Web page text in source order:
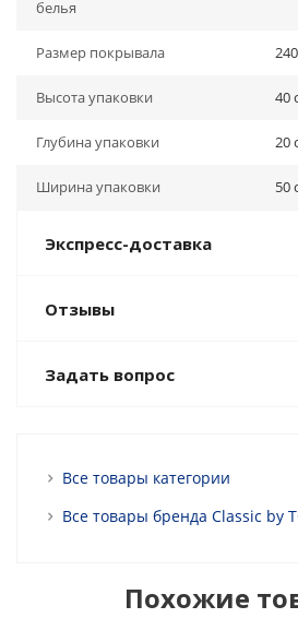
белья
Размер покрывала
Высота упаковки 40
Глубина упаковки 20
Ширина упаковки 50
Экспресс-доставка
Отзывы
Задать вопрос
Все товары категории
Все товары бренда Classic by
Похожие